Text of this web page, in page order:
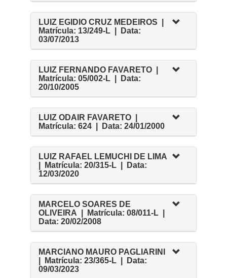
LUIZ EGIDIO CRUZ MEDEIROS |
Matrícula: 13/249-L | Data:
03/07/2013
LUIZ FERNANDO FAVARETO |
Matrícula: 05/002-L | Data:
20/10/2005
LUIZ ODAIR FAVARETO |
Matrícula: 624 | Data: 24/01/2000
LUIZ RAFAEL LEMUCHI DE LIMA
| Matrícula: 20/315-L | Data:
12/03/2020
MARCELO SOARES DE
OLIVEIRA | Matrícula: 08/011-L |
Data: 20/02/2008
MARCIANO MAURO PAGLIARINI
| Matrícula: 23/365-L | Data:
09/03/2023